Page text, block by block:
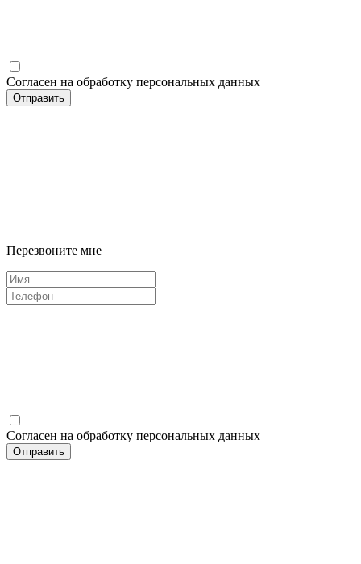
Согласен на обработку персональных данных
Отправить
Перезвоните мне
Согласен на обработку персональных данных
Отправить